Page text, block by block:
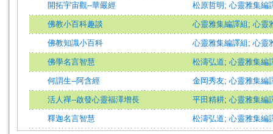
開拓宇宙觀--華嚴經 松原哲明 ; 心靈雅集編
佛教小百科趣談 心靈雅集編譯組 ; 心靈
佛教知識小百科 心靈雅集編譯組 ; 心靈
佛學名言智慧 松濤弘道; 心靈雅集編
何謂生--阿含經 金岡秀友; 心靈雅集編
活人禪--啟發心靈福澤增長 平田精耕; 心靈雅集編
釋迦名言智慧 松濤弘道; 心靈雅集編